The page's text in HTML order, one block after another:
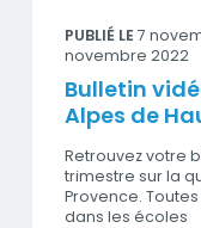
PUBLIÉ LE 7
novembre 2022
Bulletin
Alpes de
Retrouvez votre
trimestre sur la
Provence.
dans les écoles